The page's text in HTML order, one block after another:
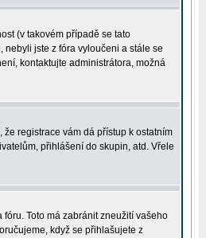
(v takovém případě se tato
nebyli jste z fóra vyloučeni a stále se
kontaktujte administrátora, možná
registrace vám dá přístup k ostatním
přihlášení do skupin, atd. Vřele
Toto má zabránit zneužití vašeho
když se přihlašujete z